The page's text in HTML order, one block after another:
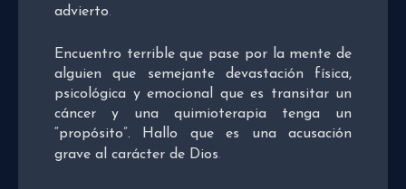
advierto.
Encuentro terrible que pase por la mente de
alguien que semejante devastación física,
psicológica y emocional que es transitar un
cáncer y una quimioterapia tenga un
“propósito”. Hallo que es una acusación
grave al carácter de Dios.